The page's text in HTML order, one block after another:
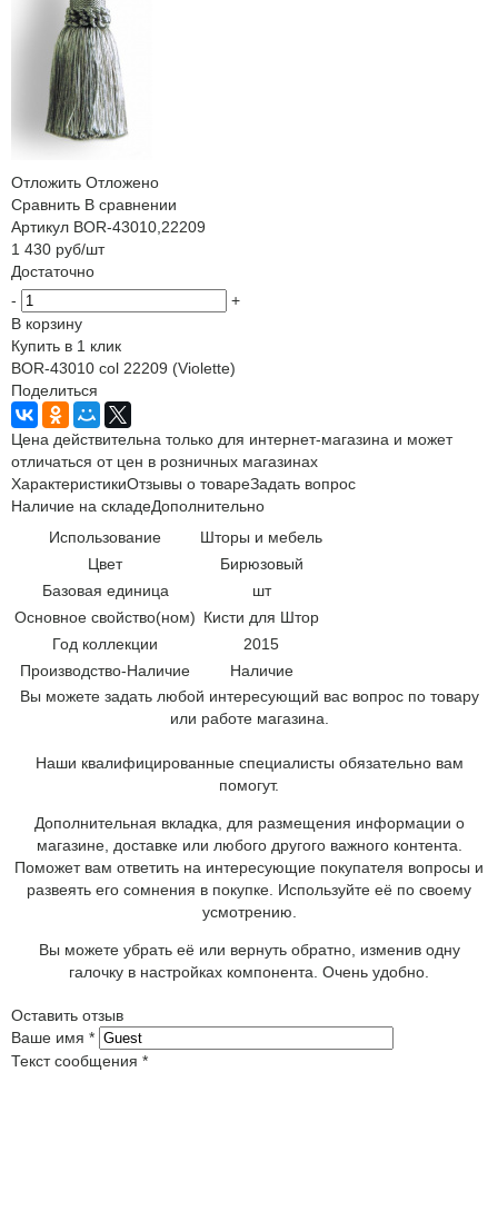
Отложить Отложено
Сравнить В сравнении
Артикул BOR-43010,22209
1 430 руб/шт
Достаточно
-
+
В корзину
Купить в 1 клик
BOR-43010 col 22209 (Violette)
Поделиться
Цена действительна только для интернет-магазина и может
отличаться от цен в розничных магазинах
ХарактеристикиОтзывы о товареЗадать вопрос
Наличие на складеДополнительно
Использование
Шторы и мебель
Цвет
Бирюзовый
Базовая единица
шт
Основное свойство(ном) Кисти для Штор
Год коллекции
2015
Производство-Наличие
Наличие
Вы можете задать любой интересующий вас вопрос по товару
или работе магазина.
Наши квалифицированные специалисты обязательно вам
помогут.
Дополнительная вкладка, для размещения информации о
магазине, доставке или любого другого важного контента.
Поможет вам ответить на интересующие покупателя вопросы и
развеять его сомнения в покупке. Используйте её по своему
усмотрению.
Вы можете убрать её или вернуть обратно, изменив одну
галочку в настройках компонента. Очень удобно.
Оставить отзыв
Ваше имя *
Текст сообщения *